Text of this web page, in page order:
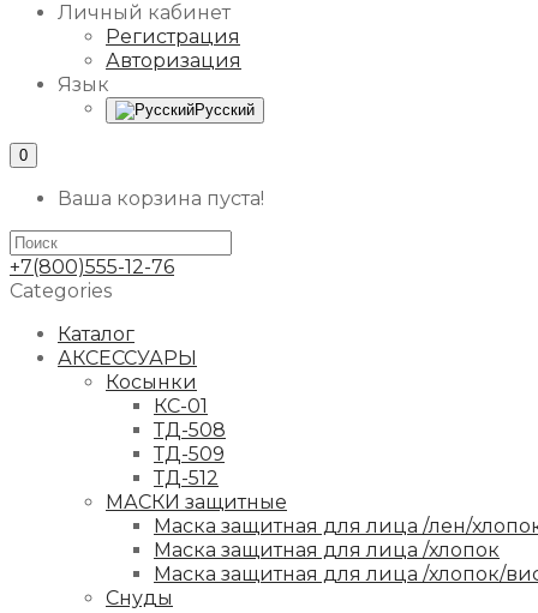
Личный кабинет
Регистрация
Авторизация
Язык
Русский
0
Ваша корзина пуста!
+7(800)555-12-76
Categories
Каталог
АКСЕССУАРЫ
Косынки
КС-01
ТД-508
ТД-509
ТД-512
МАСКИ защитные
Маска защитная для лица /лен/
Маска защитная для лица /хлопок
Маска защитная для лица /хлопок/
Снуды